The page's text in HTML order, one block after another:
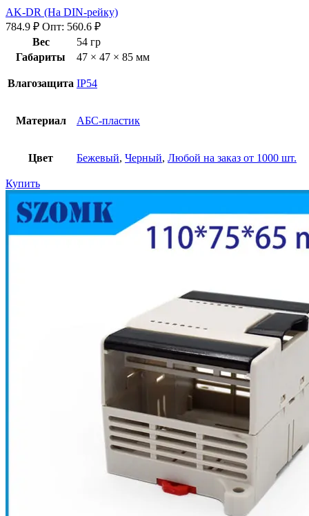
AK-DR (На DIN-рейку)
784.9 ₽ Опт: 560.6 ₽
Вес
54 гр
Габариты
47 × 47 × 85 мм
Влагозащита IP54
Материал АБС-пластик
Цвет Бежевый, Черный, Любой на заказ от 1000 шт.
Купить